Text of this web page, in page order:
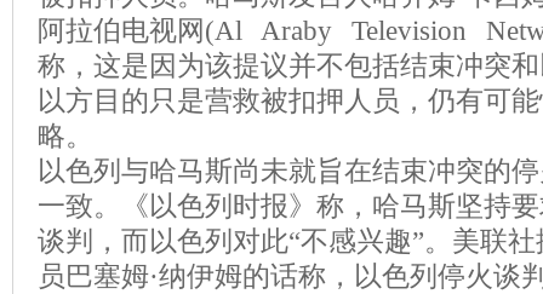
阿拉伯电视网(Al Araby Television
称，这是因为该提议并不包括结束冲突
以方目的只是营救被扣押人员，仍有可
略。
以色列与哈马斯尚未就旨在结束冲突的
一致。《以色列时报》称，哈马斯坚持
谈判，而以色列对此“不感兴趣”。美联
员巴塞姆·纳伊姆的话称，以色列停火谈